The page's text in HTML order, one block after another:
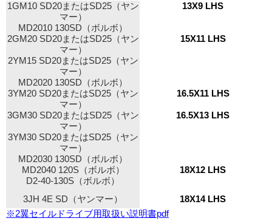
1GM10 SD20またはSD25（ヤン
マー）
MD2010 130SD（ボルボ）
13X9 LHS
2GM20 SD20またはSD25（ヤン
マー）
2YM15 SD20またはSD25（ヤン
マー）
MD2020 130SD（ボルボ）
15X11 LHS
3YM20 SD20またはSD25（ヤン
マー）
16.5X11 LHS
3GM30 SD20またはSD25（ヤン
マー）
3YM30 SD20またはSD25（ヤン
マー）
MD2030 130SD（ボルボ）
16.5X13 LHS
MD2040 120S（ボルボ）
D2-40-130S（ボルボ）
18X12 LHS
3JH 4E SD（ヤンマー）
18X14 LHS
※2翼セイルドライブ用取扱い説明書pdf